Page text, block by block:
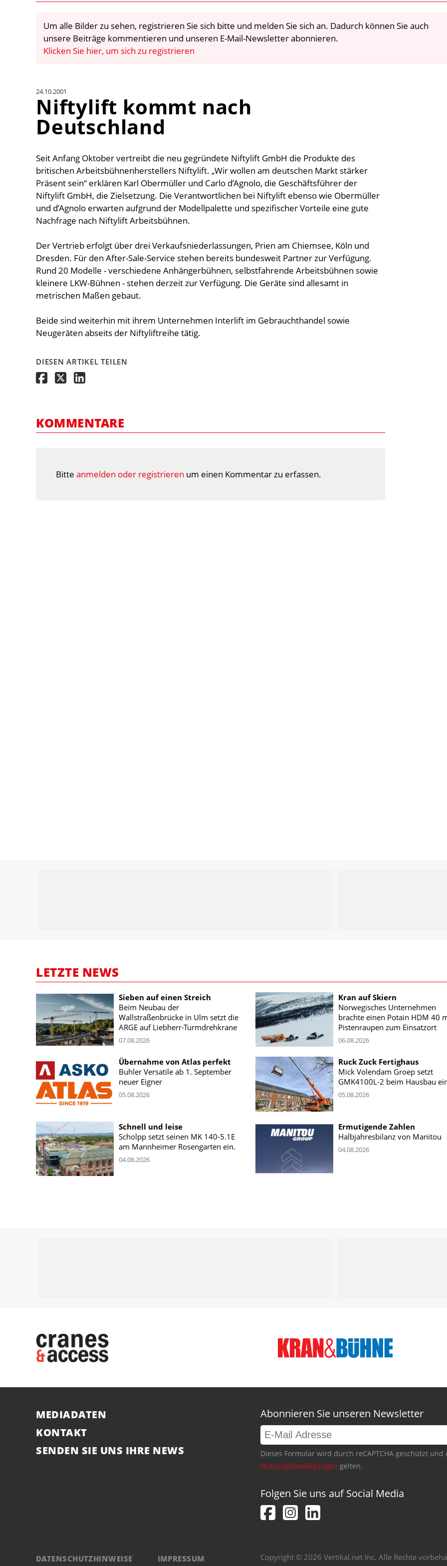
Um alle Bilder zu sehen, registrieren Sie sich bitte und melden Sie sich an. Dadurch können Sie auch
unsere Beiträge kommentieren und unseren E-Mail-Newsletter abonnieren.
Klicken Sie hier, um sich zu registrieren
24.10.2001
Niftylift kommt nach
Deutschland
Seit Anfang Oktober vertreibt die neu gegründete Niftylift GmbH die Produkte des
britischen Arbeitsbühnenherstellers Niftylift. „Wir wollen am deutschen Markt stärker
Präsent sein“ erklären Karl Obermüller und Carlo d’Agnolo, die Geschäftsführer der
Niftylift GmbH, die Zielsetzung. Die Verantwortlichen bei Niftylift ebenso wie Obermüller
und d’Agnolo erwarten aufgrund der Modellpalette und spezifischer Vorteile eine gute
Nachfrage nach Niftylift Arbeitsbühnen.
Der Vertrieb erfolgt über drei Verkaufsniederlassungen, Prien am Chiemsee, Köln und
Dresden. Für den After-Sale-Service stehen bereits bundesweit Partner zur Verfügung.
Rund 20 Modelle - verschiedene Anhängerbühnen, selbstfahrende Arbeitsbühnen sowie
kleinere LKW-Bühnen - stehen derzeit zur Verfügung. Die Geräte sind allesamt in
metrischen Maßen gebaut.
Beide sind weiterhin mit ihrem Unternehmen Interlift im Gebrauchthandel sowie
Neugeräten abseits der Niftyliftreihe tätig.
DIESEN ARTIKEL TEILEN
KOMMENTARE
Bitte anmelden oder registrieren um einen Kommentar zu erfassen.
LETZTE NEWS
Sieben auf einen Streich
Beim Neubau der
Wallstraßenbrücke in Ulm setzt die
ARGE auf Liebherr-Turmdrehkrane
07.08.2026
Kran auf Skiern
Norwegisches Unternehmen
brachte einen Potain HDM 40
Pistenraupen zum Einsatzort
06.08.2026
Übernahme von Atlas perfekt
Buhler Versatile ab 1. September
neuer Eigner
05.08.2026
Ruck Zuck Fertighaus
Mick Volendam Groep setzt
GMK4100L-2 beim Hausbau
05.08.2026
Schnell und leise
Scholpp setzt seinen MK 140-5.1E
am Mannheimer Rosengarten ein.
04.08.2026
Ermutigende Zahlen
Halbjahresbilanz von Manitou
04.08.2026
MEDIADATEN
KONTAKT
SENDEN SIE UNS IHRE NEWS
Abonnieren Sie unseren Newsletter
Dieses Formular wird durch reCAPTCHA geschützt
Nutzungsbedingungen gelten.
Folgen Sie uns auf Social Media
DATENSCHUTZHINWEISE IMPRESSUM Copyright © 2026 Vertikal.net Inc. Alle Rechte